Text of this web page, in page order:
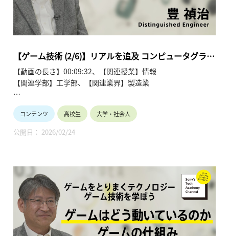
第1回 「ゲームはどう動いているのか ゲームの仕組み」
第2回 「リアルを追及 コンピュータグラフィックス最前線」
第3回 「没入感を高める UI技術」
第5回 「ゲームはどうやって作るのか ゲーム制作の技術」
第6回 「拡がるゲーム技術 ゲーム技術の今後」
【ゲーム技術 (2/6)】リアルを追及 コンピュータグラフ
ィックス最前線 (2/6)～ 豊 禎治
【動画の長さ】00:09:32、【関連授業】情報
【関連学部】工学部、【関連業界】製造業
Sony's Tech Academy Channelでは、ソニーのエンジニア
が、私たちの生活の中で活用されているテクノロジーについ
て、基礎から最新情報までわかりやすくお伝えします。
す。
●ゲームをとりまくテクノロジー ゲーム技術を学ぼう ～豊
禎治～ 【Sony’s Tech Academy Channel】
https://www.youtube.com/playlist?
list=PLT57hSt26YAwVCX6Z9ahDumu2VdoNN8ec
コンテンツ 高校生 大学・社会人
公開日： 2026/02/24